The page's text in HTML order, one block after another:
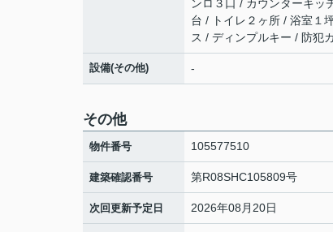
ンロ３口 / カウンターキッ
台 / トイレ２ヶ所 / 浴室１
ス / ディンプルキー / 防犯
設備(その他) -
その他
物件番号 105577510
建築確認番号 第R08SHC105809号
次回更新予定日 2026年08月20日